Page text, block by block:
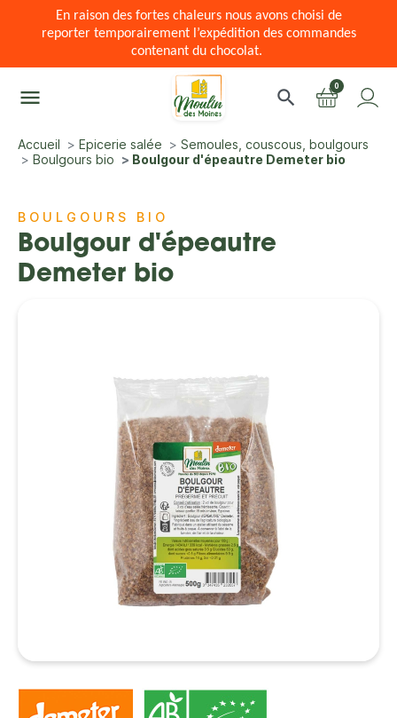
En raison des fortes chaleurs nous avons choisi de
reporter temporairement l’expédition des commandes
contenant du chocolat.
menu search 0
Accueil Epicerie salée
Semoules, couscous, boulgours
Boulgours bio
Boulgour d'épeautre Demeter bio
BOULGOURS BIO
Boulgour d'épeautre
Demeter bio